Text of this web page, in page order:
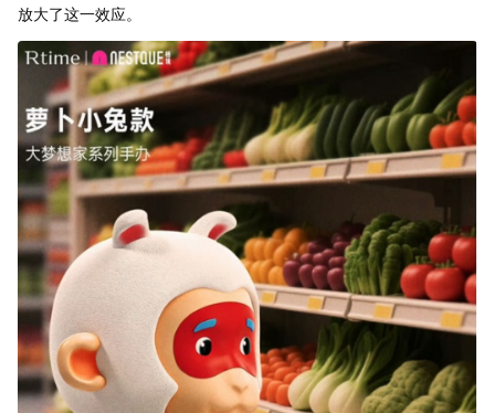
放大了这一效应。